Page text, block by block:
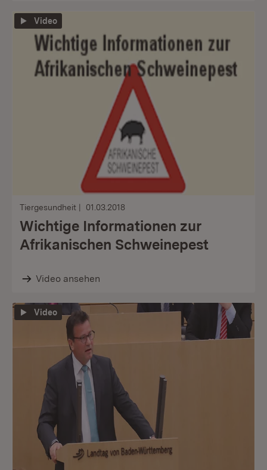
Video
Tiergesundheit 01.03.2018
Wichtige Informationen zur
Afrikanischen Schweinepest
Video ansehen
Video